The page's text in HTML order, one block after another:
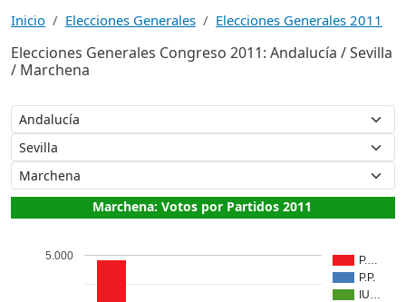
Inicio Elecciones Generales Elecciones Generales 2011
Elecciones Generales Congreso 2011: Andalucía / Sevilla
/ Marchena
Marchena: Votos por Partidos 2011
P.…
P.P.
IU…
5.000